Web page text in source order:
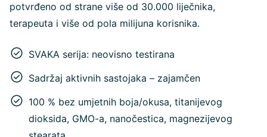
potvrđeno od strane više od 30.000 liječnika,
terapeuta i više od pola milijuna korisnika.
SVAKA serija: neovisno testirana
Sadržaj aktivnih sastojaka – zajamčen
100 % bez umjetnih boja/okusa, titanijevog
dioksida, GMO-a, nanočestica, magnezijevog